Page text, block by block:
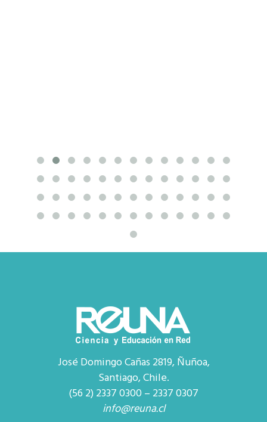
José Domingo Cañas 2819, Ñuñoa,
Santiago, Chile.
(56 2) 2337 0300 – 2337 0307
info@reuna.cl